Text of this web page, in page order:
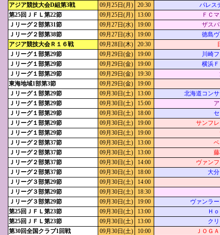
アジア競技大会D組第3戦 09月25日(月) 20:30
パレス
第25回ＪＦＬ第22節
09月25日(月) 13:00
ＦＣ
Ｊリーグ２部第31節
09月27日(水) 19:00
ザス
Ｊリーグ２部第38節
09月27日(水) 19:00
徳島
アジア競技大会Ｒ１６戦
09月28日(木) 20:30
Ｊリーグ１部第29節
09月29日(金) 19:00
川崎
Ｊリーグ１部第29節
09月29日(金) 19:00
横浜
Ｊリーグ１部第29節
09月29日(金) 19:30
東海地域1部第3節
09月29日(金)
19:00
Ｊリーグ１部第29節
09月30日(土) 13:00
北海道コン
Ｊリーグ１部第29節
09月30日(土) 15:00
Ｊリーグ１部第29節
09月30日(土) 18:00
Ｊリーグ１部第29節
09月30日(土) 19:00
サンフ
Ｊリーグ１部第29節
09月30日(土) 19:00
Ｊリーグ２部第37節
09月30日(土) 13:00
Ｊリーグ２部第37節
09月30日(土) 13:00
Ｊリーグ２部第37節
09月30日(土) 14:00
ヴァン
Ｊリーグ２部第37節
09月30日(土) 18:00
大
Ｊリーグ３部第29節
09月30日(土) 14:00
Ｊリーグ３部第29節
09月30日(土)
18:30
Ｊリーグ３部第29節
09月30日(土) 19:00
ヴァンラ
第25回ＪＦＬ第23節
09月30日(土) 13:00
Ｈ
第25回ＪＦＬ第23節
09月30日(土) 13:00
ク
第30回全国クラブ1回戦
09月30日(土) 10:00
ＪＯＧ